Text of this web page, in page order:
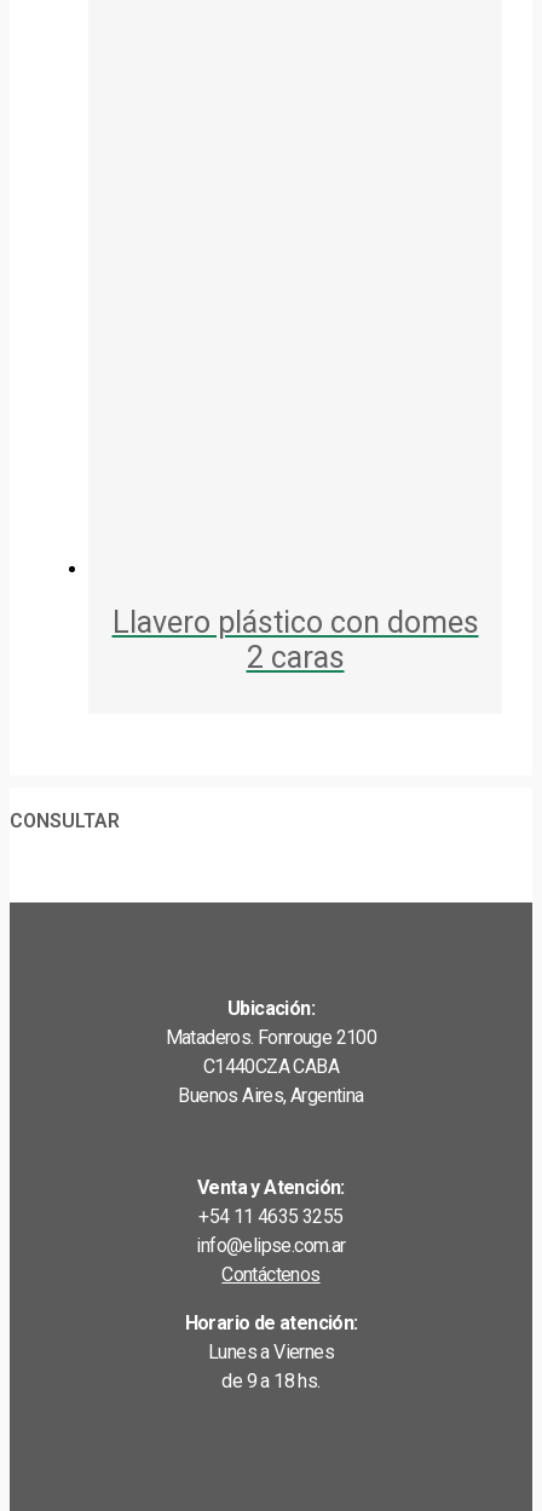
Llavero plástico con domes
2 caras
CONSULTAR
Ubicación:
Mataderos. Fonrouge 2100
C1440CZA CABA
Buenos Aires, Argentina
Venta y Atención:
+54 11 4635 3255
info@elipse.com.ar
Contáctenos
Horario de atención:
Lunes a Viernes
de 9 a 18 hs.